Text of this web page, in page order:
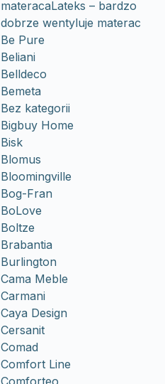
materacaLateks – bardzo
dobrze wentyluje materac
Be Pure
Beliani
Belldeco
Bemeta
Bez kategorii
Bigbuy Home
Bisk
Blomus
Bloomingville
Bog-Fran
BoLove
Boltze
Brabantia
Burlington
Cama Meble
Carmani
Caya Design
Cersanit
Comad
Comfort Line
Comforteo